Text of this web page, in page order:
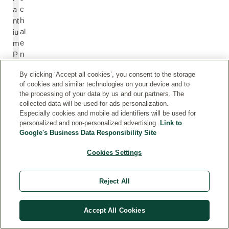
a
nt
iu
m
P
c
h
al
e
n
C
ar
G
By clicking ‘Accept all cookies’, you consent to the storage
of cookies and similar technologies on your device and to
the processing of your data by us and our partners. The
collected data will be used for ads personalization.
Especially cookies and mobile ad identifiers will be used for
personalized and non-personalized advertising. Link to
Google's Business Data Responsibility Site
Cookies Settings
Reject All
Accept All Cookies